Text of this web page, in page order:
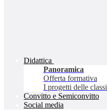
Didattica
Panoramica
Offerta formativa
I progetti delle classi
Convitto e Semiconvitto
Social media